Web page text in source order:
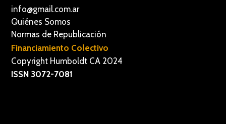
info@gmail.com.ar
Quiénes Somos
Normas de Republicación
Financiamiento Colectivo
Copyright Humboldt CA 2024
ISSN 3072-7081